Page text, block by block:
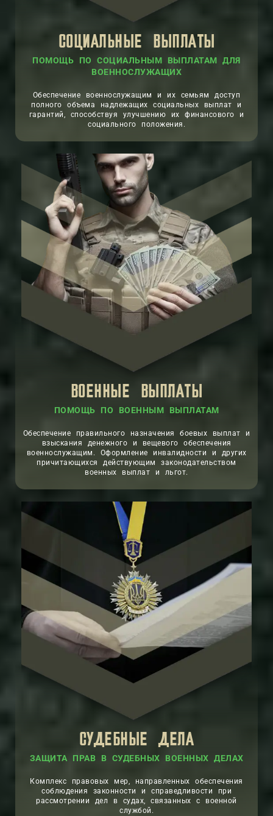
СОЦИАЛЬНЫЕ ВЫПЛАТЫ
ПОМОЩЬ ПО СОЦИАЛЬНЫМ ВЫПЛАТАМ ДЛЯ
ВОЕННОСЛУЖАЩИХ
Обеспечение военнослужащим и их семьям доступ
полного объема надлежащих социальных выплат и
гарантий, способствуя улучшению их финансового и
социального положения.
ВОЕННЫЕ ВЫПЛАТЫ
ПОМОЩЬ ПО ВОЕННЫМ ВЫПЛАТАМ
Обеспечение правильного назначения боевых выплат и
взыскания денежного и вещевого обеспечения
военнослужащим. Оформление инвалидности и других
причитающихся действующим законодательством
военных выплат и льгот.
СУДЕБНЫЕ ДЕЛА
ЗАЩИТА ПРАВ В СУДЕБНЫХ ВОЕННЫХ ДЕЛАХ
Комплекс правовых мер, направленных обеспечения
соблюдения законности и справедливости при
рассмотрении дел в судах, связанных с военной
службой.